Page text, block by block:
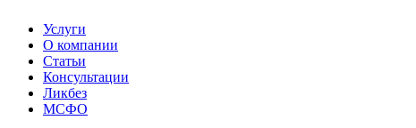
Услуги
О компании
Статьи
Консультации
Ликбез
МСФО